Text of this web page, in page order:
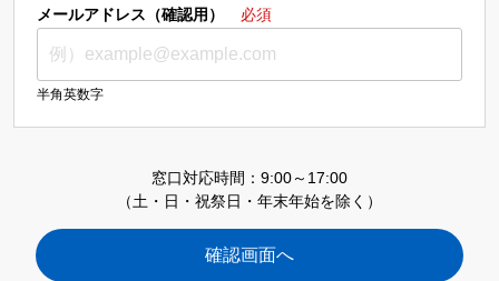
メールアドレス（確認用） 必須
半角英数字
窓口対応時間：9:00～17:00
（土・日・祝祭日・年末年始を除く）